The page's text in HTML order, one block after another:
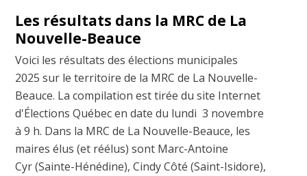
Les résultats dans la MRC de La
Nouvelle-Beauce
Voici les résultats des élections municipales
2025 sur le territoire de la MRC de La Nouvelle-
Beauce. La compilation est tirée du site Internet
d'Élections Québec en date du lundi 3 novembre
à 9 h. Dans la MRC de La Nouvelle-Beauce, les
maires élus (et réélus) sont Marc-Antoine
Cyr (Sainte-Hénédine), Cindy Côté (Saint-Isidore),